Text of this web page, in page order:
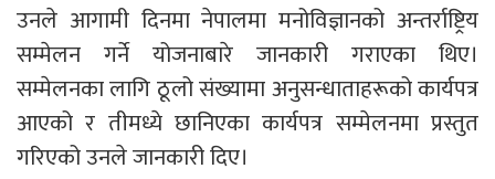
उनले आगामी दिनमा नेपालमा मनोविज्ञानको अन्तर्राष्ट्रिय
सम्मेलन गर्ने योजनाबारे जानकारी गराएका थिए।
सम्मेलनका लागि ठूलो संख्यामा अनुसन्धाताहरूको कार्यपत्र
आएको र तीमध्ये छानिएका कार्यपत्र सम्मेलनमा प्रस्तुत
गरिएको उनले जानकारी दिए।